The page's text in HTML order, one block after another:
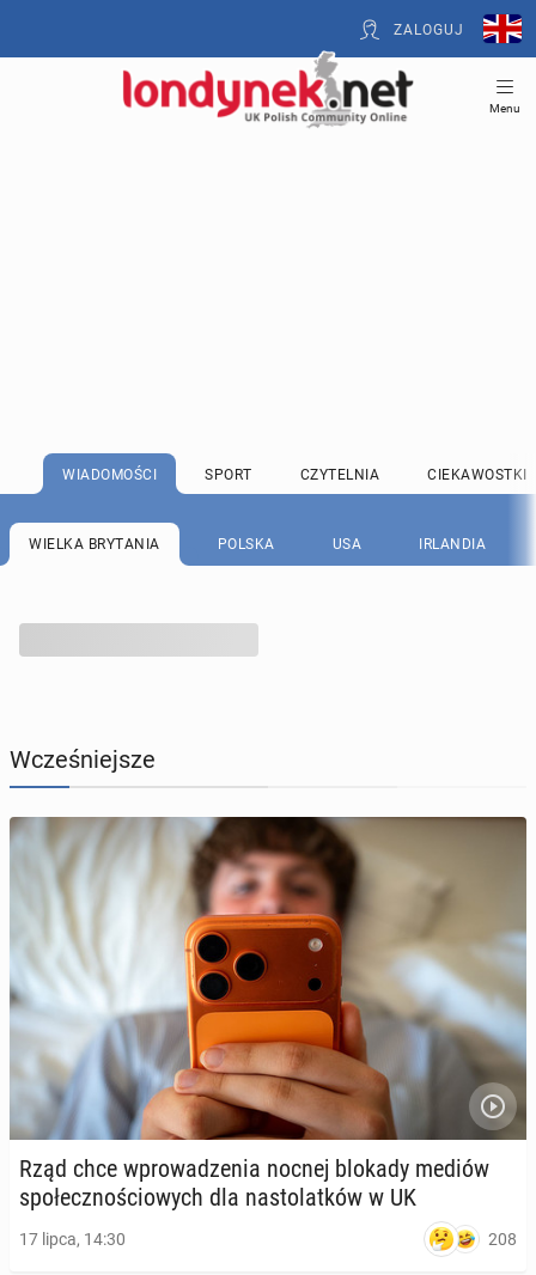
ZALOGUJ
Menu
WIADOMOŚCI SPORT CZYTELNIA CIEKAWOSTKI
WIELKA BRYTANIA POLSKA USA IRLANDIA
Wcześniejsze
Rząd chce wpro­wa­dze­nia nocnej blokady mediów
spo­łecz­no­ścio­wych dla na­sto­lat­ków w UK
17 lipca, 14:30 208